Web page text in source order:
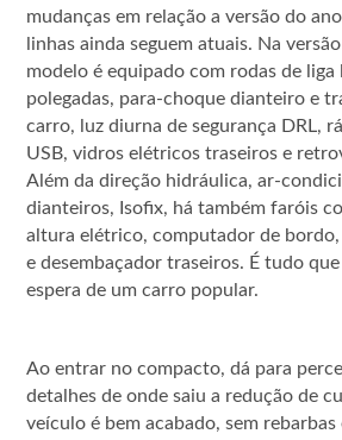
mudanças em relação a versão do
linhas ainda seguem atuais. Na
modelo é equipado com rodas de liga
polegadas, para-choque dianteiro e
carro, luz diurna de segurança DRL,
USB, vidros elétricos traseiros e
Além da direção hidráulica, ar-
dianteiros, Isofix, há também faróis
altura elétrico, computador de
e desembaçador traseiros. É tudo
espera de um carro popular.
Ao entrar no compacto, dá para
detalhes de onde saiu a redução de
veículo é bem acabado, sem rebarbas